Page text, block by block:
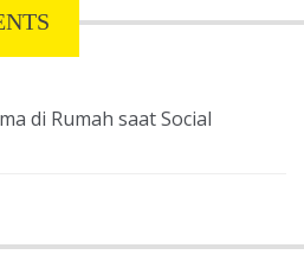
di Rumah saat Social